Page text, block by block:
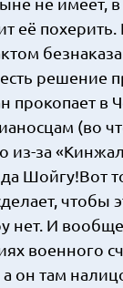
похерить.
есть решение
прокопает
(во
из-за
Шойгу!Вот
чтобы
нет. И
военного
он там